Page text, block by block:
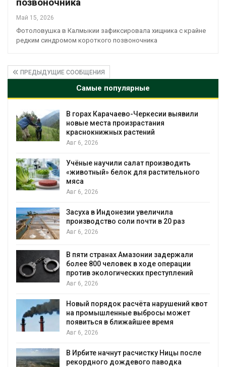
Май 15, 2026
Фотоловушка в Калмыкии зафиксировала хищника с крайне
редким синдромом короткого позвоночника
ПРЕДЫДУЩИЕ СООБЩЕНИЯ
Самые популярные
В горах Карачаево-Черкесии выявили
новые места произрастания
краснокнижных растений
Авг 6, 2026
Учёные научили салат производить
«животный» белок для растительного
мяса
Авг 6, 2026
Засуха в Индонезии увеличила
производство соли почти в 20 раз
Авг 6, 2026
В пяти странах Амазонии задержали
более 800 человек в ходе операции
против экологических преступлений
Авг 6, 2026
Новый порядок расчёта нарушений квот
на промышленные выбросы может
появиться в ближайшее время
Авг 6, 2026
В Ирбите начнут расчистку Ницы после
рекордного дождевого паводка